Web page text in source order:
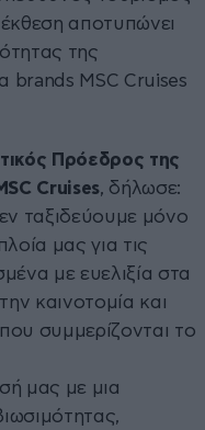
αποτυπώνει
της
brands MSC Cruises
Πρόεδρος της
Cruises, δήλωσε:
ταξιδεύουμε μόνο
μας για τις
με ευελιξία στα
καινοτομία και
συμμερίζονται το
μας με μια